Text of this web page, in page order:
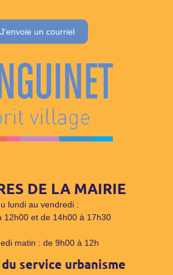
J'envoie un courriel
DE LA MAIRIE
lundi au vendredi :
12h00 et de 14h00 à 17h30
matin : de 9h00 à 12h
service urbanisme